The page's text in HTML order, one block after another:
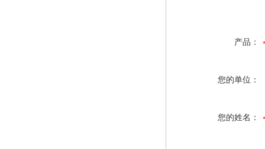
产品：
您的单位：
您的姓名：